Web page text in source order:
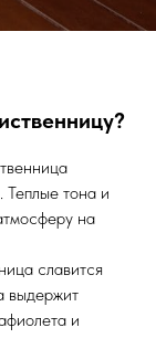
Теплые тона и
на
славится
выдержит
и